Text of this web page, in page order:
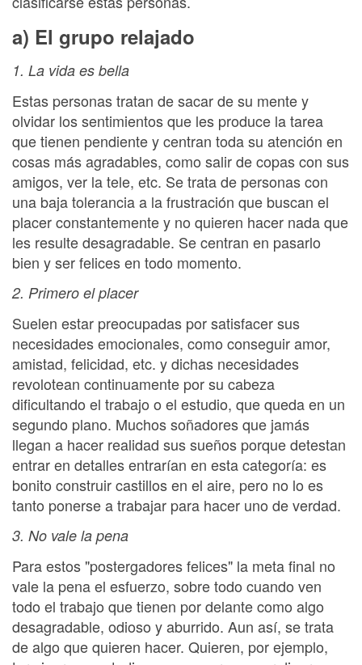
a) El grupo relajado
1. La vida es bella
Estas personas tratan de sacar de su mente y
olvidar los sentimientos que les produce la tarea
que tienen pendiente y centran toda su atención en
cosas más agradables, como salir de copas con sus
amigos, ver la tele, etc. Se trata de personas con
una baja tolerancia a la frustración que buscan el
placer constantemente y no quieren hacer nada que
les resulte desagradable. Se centran en pasarlo
bien y ser felices en todo momento.
2. Primero el placer
Suelen estar preocupadas por satisfacer sus
necesidades emocionales, como conseguir amor,
amistad, felicidad, etc. y dichas necesidades
revolotean continuamente por su cabeza
dificultando el trabajo o el estudio, que queda en un
segundo plano. Muchos soñadores que jamás
llegan a hacer realidad sus sueños porque detestan
entrar en detalles entrarían en esta categoría: es
bonito construir castillos en el aire, pero no lo es
tanto ponerse a trabajar para hacer uno de verdad.
3. No vale la pena
Para estos "postergadores felices" la meta final no
vale la pena el esfuerzo, sobre todo cuando ven
todo el trabajo que tienen por delante como algo
desagradable, odioso y aburrido. Aun así, se trata
de algo que quieren hacer. Quieren, por ejemplo,